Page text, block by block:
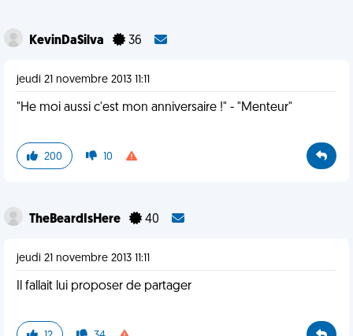
KevinDaSilva 36
jeudi 21 novembre 2013 11:11
"He moi aussi c'est mon anniversaire !" - "Menteur"
200 10
TheBeardIsHere 40
jeudi 21 novembre 2013 11:11
Il fallait lui proposer de partager